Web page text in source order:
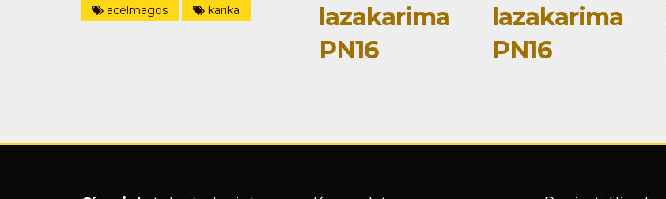
acélmagos
karika
lazakarima
PN16
lazakarima
PN16